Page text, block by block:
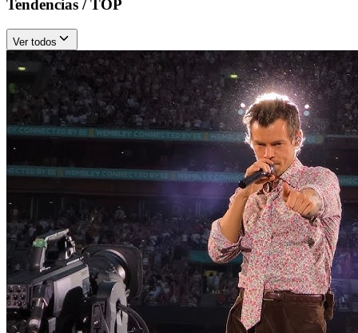
Tendencias / TOP
Ver todos